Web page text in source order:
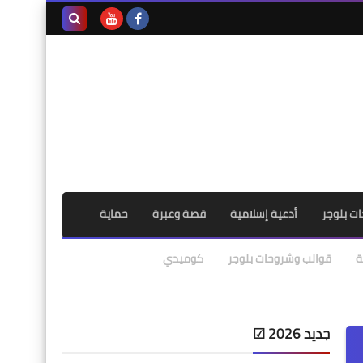
بلوجر أدعية إسلامية قصة وعبرة حماية
قوالب وشروحات بلوجر كوميدي
جديد 2026 ☑